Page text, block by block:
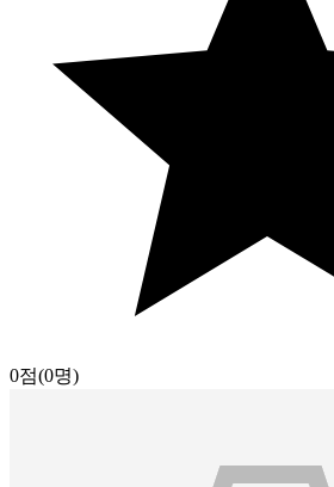
0점(0명)